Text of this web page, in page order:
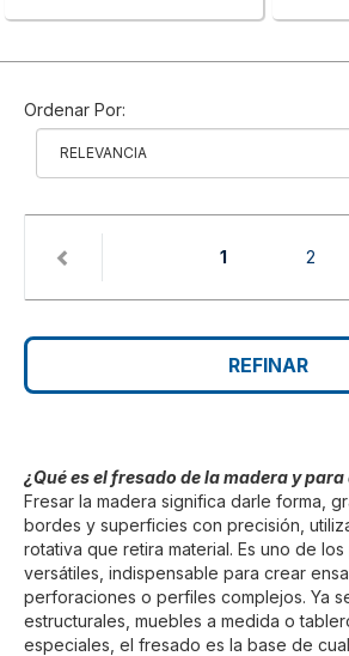
Ordenar Por:
1(current) 2
REFINAR
¿Qué es el fresado de la madera y para
Fresar la madera significa darle forma,
bordes y superficies con precisión,
rotativa que retira material. Es uno de
versátiles, indispensable para crear
perforaciones o perfiles complejos. Ya
estructurales, muebles a medida o
especiales, el fresado es la base de